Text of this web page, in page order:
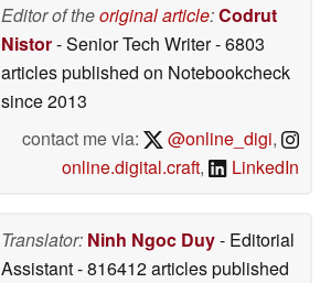
Editor of theoriginal article:Codrut
Nistor- Senior Tech Writer- 6803
articles published on Notebookcheck
since 2013
contact me via:
@online_digi,
online.digital.craft, LinkedIn
Translator: Ninh Ngoc Duy- Editorial
Assistant- 816412 articles published